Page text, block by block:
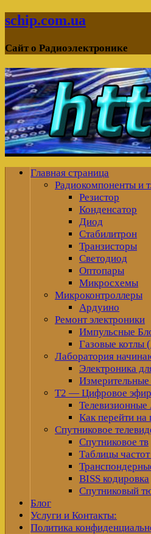
schip.com.ua
Сайт о Радиоэлектронике
Главная страница
Радиокомпоненты и
Резистор
Конденсатор
Диод
Стабилитрон
Транзисторы
Светодиод
Оптопары
Микросхемы
Микроконтроллеры
Ардуино
Ремонт электроники
Импульсные
Газовые котлы
Лаборатория
Электроника
Т2 — Цифровое
Как перейти
Спутниковое
Спутниковое тв
Таблицы
BISS кодировка
Спутниковый
Блог
Услуги и Контакты:
Политика